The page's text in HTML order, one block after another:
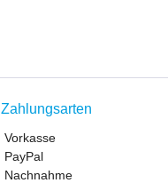
Zahlungsarten
Vorkasse
PayPal
Nachnahme